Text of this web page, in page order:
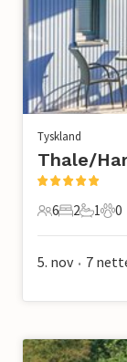
Tyskland
Thale/
6 Gjester
6
2 Soverom
2
1 Bad
1
0
0
5. nov • 7